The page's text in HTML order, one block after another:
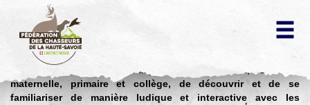
La fédération
des chasseurs
Cette rubrique permettra aux jeunes de 3 à 15 ans, de niveau
maternelle, primaire et collège, de découvrir et de se
familiariser de manière ludique et interactive avec les